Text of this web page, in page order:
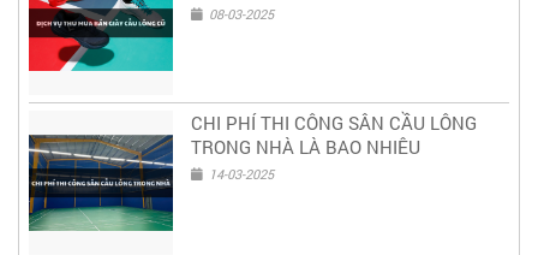
08-03-2025
CHI PHÍ THI CÔNG SÂN CẦU LÔNG
TRONG NHÀ LÀ BAO NHIÊU
14-03-2025